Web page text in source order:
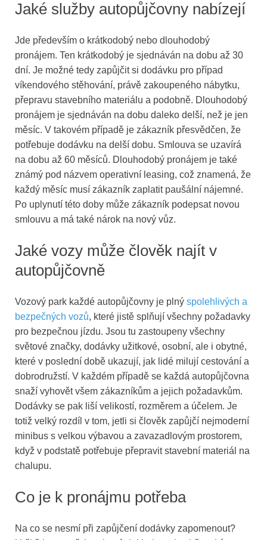
Jaké služby autopůjčovny nabízejí
Jde především o krátkodobý nebo dlouhodobý
pronájem. Ten krátkodobý je sjednáván na dobu až 30
dní. Je možné tedy zapůjčit si dodávku pro případ
víkendového stěhování, právě zakoupeného nábytku,
přepravu stavebního materiálu a podobně. Dlouhodobý
pronájem je sjednáván na dobu daleko delší, než je jen
měsíc. V takovém případě je zákazník přesvědčen, že
potřebuje dodávku na delší dobu. Smlouva se uzavírá
na dobu až 60 měsíců. Dlouhodobý pronájem je také
známý pod názvem operativní leasing, což znamená, že
každý měsíc musí zákazník zaplatit paušální nájemné.
Po uplynutí této doby může zákazník podepsat novou
smlouvu a má také nárok na nový vůz.
Jaké vozy může člověk najít v
autopůjčovně
Vozový park každé autopůjčovny je plný spolehlivých a
bezpečných vozů, které jistě splňují všechny požadavky
pro bezpečnou jízdu. Jsou tu zastoupeny všechny
světové značky, dodávky užitkové, osobní, ale i obytné,
které v poslední době ukazují, jak lidé milují cestování a
dobrodružstí. V každém případě se každá autopůjčovna
snaží vyhovět všem zákazníkům a jejich požadavkům.
Dodávky se pak liší velikostí, rozměrem a účelem. Je
totiž velký rozdíl v tom, jetli si člověk zapůjčí nejmoderní
minibus s velkou výbavou a zavazadlovým prostorem,
když v podstatě potřebuje přepravit stavební materiál na
chalupu.
Co je k pronájmu potřeba
Na co se nesmí při zapůjčení dodávky zapomenout?